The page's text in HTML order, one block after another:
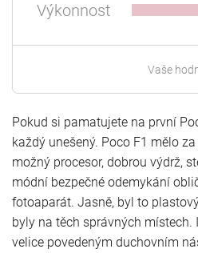
Výkonnost
Vaše
Pokud si pamatujete na první
každý unešený. Poco F1 mělo
možný procesor, dobrou výdrž,
módní bezpečné odemykání
fotoaparát. Jasně, byl to
byly na těch správných místech.
velice povedeným duchovním